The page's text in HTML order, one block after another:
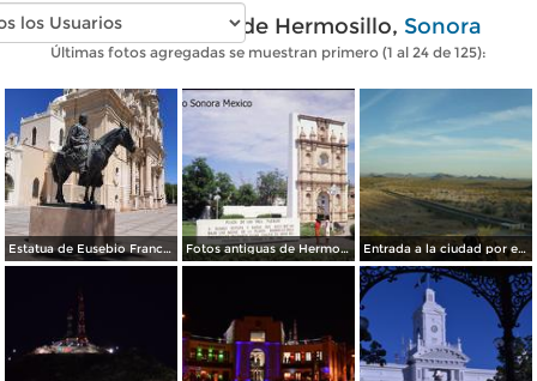
Fotos modernas de Hermosillo, Sonora
Últimas fotos agregadas se muestran primero (1 al 24 de 125):
Estatua de Eusebio Francisco Kino Fotos antiguas de Hermosillo Entrada a la ciudad por el sur